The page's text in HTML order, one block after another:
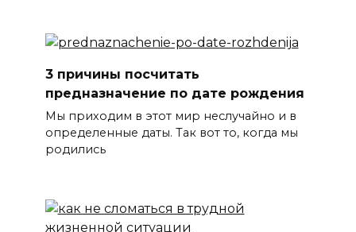
3 причины посчитать
предназначение по дате рождения
Мы приходим в этот мир неслучайно и в
определенные даты. Так вот то, когда мы
родились